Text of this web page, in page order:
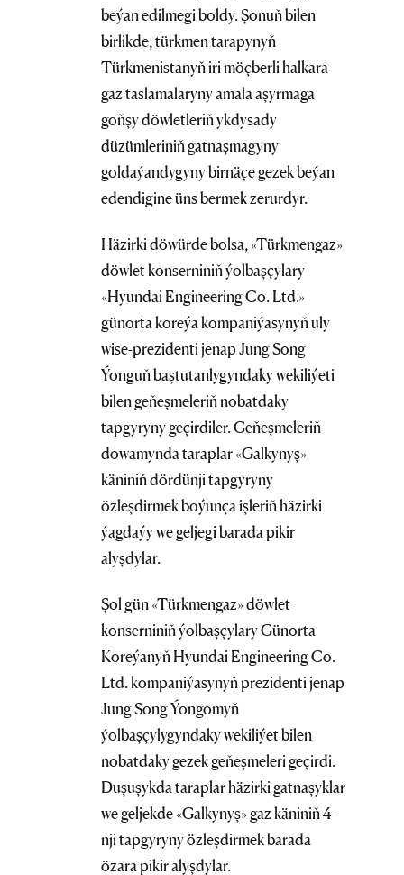
beýan edilmegi boldy. Şonuň bilen
birlikde, türkmen tarapynyň
Türkmenistanyň iri möçberli halkara
gaz taslamalaryny amala aşyrmaga
goňşy döwletleriň ykdysady
düzümleriniň gatnaşmagyny
goldaýandygyny birnäçe gezek beýan
edendigine üns bermek zerurdyr.
Häzirki döwürde bolsa, «Türkmengaz»
döwlet konserniniň ýolbaşçylary
«Hyundai Engineering Co. Ltd.»
günorta koreýa kompaniýasynyň uly
wise-prezidenti jenap Jung Song
Ýonguň baştutanlygyndaky wekiliýeti
bilen geňeşmeleriň nobatdaky
tapgyryny geçirdiler. Geňeşmeleriň
dowamynda taraplar «Galkynyş»
käniniň dördünji tapgyryny
özleşdirmek boýunça işleriň häzirki
ýagdaýy we geljegi barada pikir
alyşdylar.
Şol gün «Türkmengaz» döwlet
konserniniň ýolbaşçylary Günorta
Koreýanyň Hyundai Engineering Co.
Ltd. kompaniýasynyň prezidenti jenap
Jung Song Ýongomyň
ýolbaşçylygyndaky wekiliýet bilen
nobatdaky gezek geňeşmeleri geçirdi.
Duşuşykda taraplar häzirki gatnaşyklar
we geljekde «Galkynyş» gaz käniniň 4-
nji tapgyryny özleşdirmek barada
özara pikir alyşdylar.